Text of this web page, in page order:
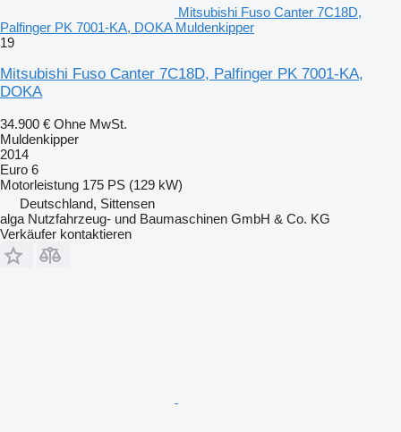
Mitsubishi Fuso Canter 7C18D,
Palfinger PK 7001-KA, DOKA Muldenkipper
19
Mitsubishi Fuso Canter 7C18D, Palfinger PK 7001-KA,
DOKA
34.900 € Ohne MwSt.
Muldenkipper
2014
Euro 6
Motorleistung 175 PS (129 kW)
Deutschland, Sittensen
alga Nutzfahrzeug- und Baumaschinen GmbH & Co. KG
Verkäufer kontaktieren